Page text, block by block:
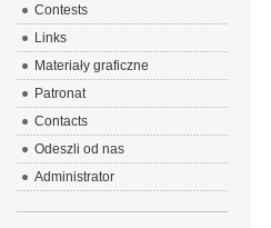
Contests
Links
Materiały graficzne
Patronat
Contacts
Odeszli od nas
Administrator